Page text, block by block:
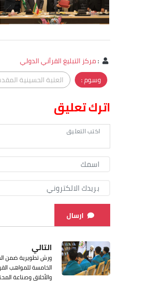
:مركز التبليغ القرآني الدولي
وسوم :
العتبة الحسينية
اترك تعليق
ارسال
التالي
ورش تطويرية ضمن
الخامسة للمواهب
والأخلاق وصناعة